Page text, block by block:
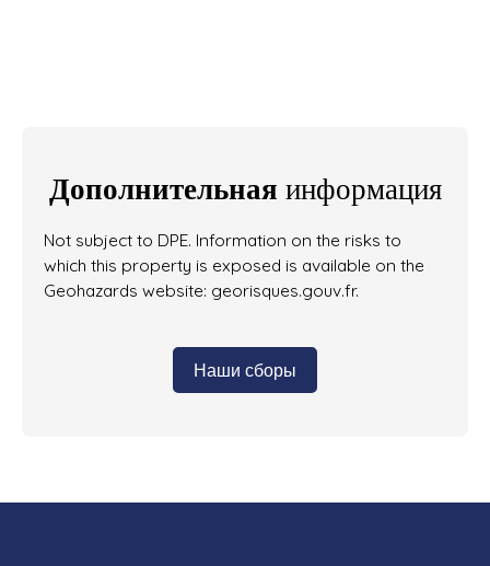
Дополнительная информация
Not subject to DPE. Information on the risks to
which this property is exposed is available on the
Geohazards website: georisques.gouv.fr.
Наши сборы